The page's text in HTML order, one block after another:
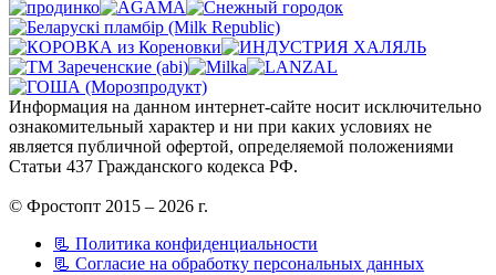
Информация на данном интернет-сайте носит исключительно
ознакомительный характер и ни при каких условиях не
является публичной офертой, определяемой положениями
Статьи 437 Гражданского кодекса РФ.
© Фростопт 2015 – 2026 г.
📃 Политика конфиденциальности
📃 Согласие на обработку персональных данных